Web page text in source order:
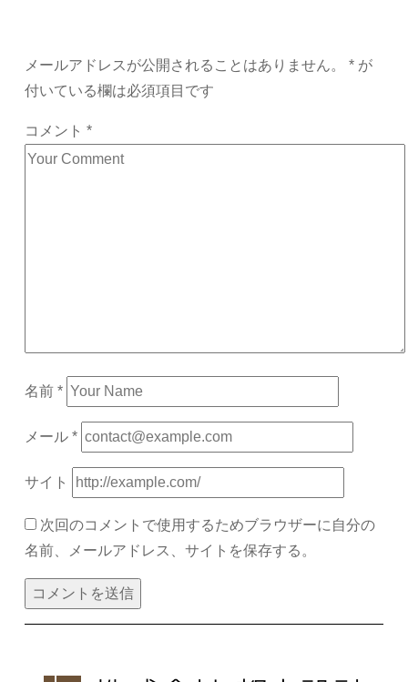
メールアドレスが公開されることはありません。 *が
付いている欄は必須項目です
コメント *
名前 *
メール *
サイト
次回のコメントで使用するためブラウザーに自分の
名前、メールアドレス、サイトを保存する。